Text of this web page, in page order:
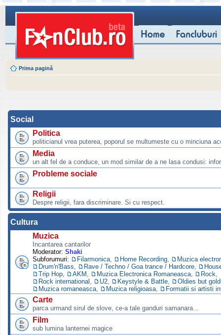
Prima pagină
Social
Politica
politicianul vrea puterea, poporul se multumeste cu o minciuna
Media
un alt fel de a conduce, un mod similar de a ne lasa condusi:
Probleme sociale
Religii
Despre religii, fara discriminare. Si cu respect.
Cultura
Muzica
Incantarea cantarilor
Moderator: Shaki
Subforumuri:
Filarmonica Home Recording
Muzica
Drum'n'Bass
Rave / Techno / Goa trance / Hardcore
Trip Hop
AKM Muzica Electronica Romaneasca Rock
Rock international
U2 Keystyle & Battle
Oldies but
Muzica romaneasca
Muzica religioasa Formatii si artisti
Carte
parca urmand sirul de slove, ce-a tale ganduri samanara...
Film
sub lumina lanternei magice